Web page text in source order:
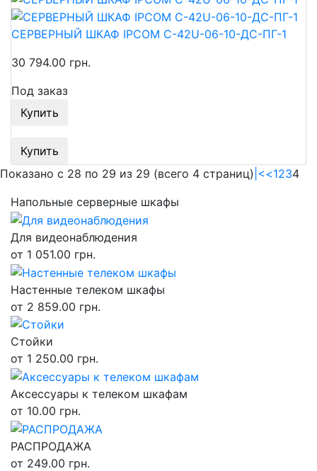
СЕРВЕРНЫЙ ШКАФ IPCOM С-42U-06-10-ДС-ПГ-1
30 794.00 грн.
Под заказ
Купить
Купить
Показано с 28 по 29 из 29 (всего 4 страниц) |<<1234
Напольные серверные шкафы
Для видеонаблюдения
от 1 051.00 грн.
Настенные телеком шкафы
от 2 859.00 грн.
Стойки
от 1 250.00 грн.
Аксессуары к телеком шкафам
от 10.00 грн.
РАСПРОДАЖА
от 249.00 грн.